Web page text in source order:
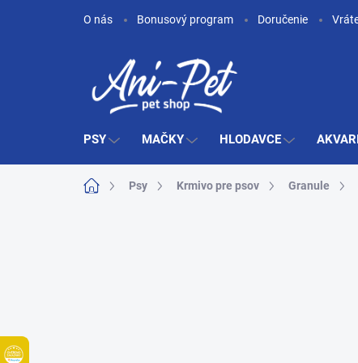
O nás Bonusový program Doručenie
PSY MAČKY HLODAVCE
DomovPsy Krmivo pre psov Granule